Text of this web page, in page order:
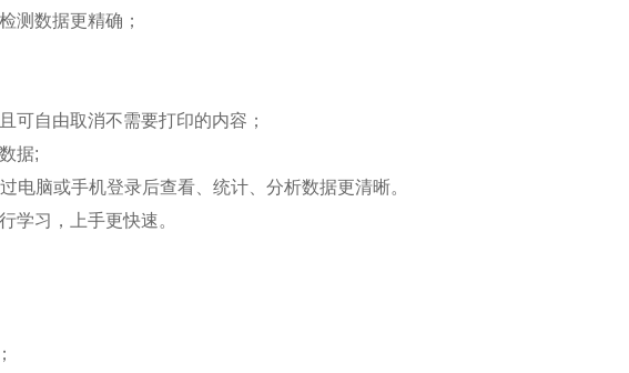
测数据更精确；
可自由取消不需要打印的内容；
据;
电脑或手机登录后查看、统计、分析数据更清晰。
学习，上手更快速。